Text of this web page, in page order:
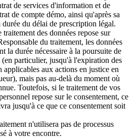
de services d'information et de
de compte démo, ainsi qu'après sa
du délai de prescription légal.
des données repose sur
du traitement, les données
la durée nécessaire à la poursuite de
(en particulier, jusqu'à l'expiration des
applicables aux actions en justice en
mais pas au-delà du moment où
Toutefois, si le traitement de vos
repose sur le consentement, ce
jusqu'à ce que ce consentement soit
n'utilisera pas de processus
à votre encontre.